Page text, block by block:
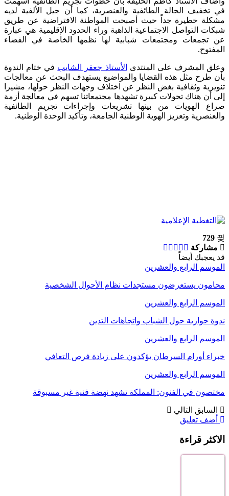
في تخفيف الحالة الطائفية والعنصرية، كما أن جيل الألفية لديه
مشكلة خطيرة جداً حيث أصبحت المواطنة الافتراضية عن طريق
شبكات التواصل الاجتماعية الذاهبة وراء الحدود الإقليمية هي عبارة
عن تجمعات ومجتمعات شبابية لها نظمها الخاصة في الفضاء
المفتوح.
وعلق المشرف على المنتدى الأستاذ جعفر الشايب في ختام الندوة
بأن طرح مثل هذه القضايا والمواضيع يستهدف البحث عن معالجات
تنويرية وثقافية بغض النظر عن اختلاف وجهات النظر حولها، مشيرا
إلى أن هناك تحولات كبيرة تشهدها مجتمعاتنا تسهم في معالجة أزمة
صراع الهويات من بينها تشريعات وإجراءات تجريم الطائفية
والعنصرية وتعزيز الهوية الوطنية الجامعة، وتأكيد الوحدة الوطنية.
729
مشاركة
قد يعجبك أيضاً
الموسم الرابع والعشرين
محامون يستعرضون مستجدات نظام الأحوال الشخصية
الموسم الرابع والعشرين
ندوة حوارية حول الشباب واتجاهات التدين
الموسم الرابع والعشرين
خبراء أورام السرطان يؤكدون على زيادة فرص التعافي
الموسم الرابع والعشرين
مختصون في الفنون: المملكة تشهد نهضة فنية غير مسبوقة
السابق التالي
أضف تعليق
الاكثر قراءة